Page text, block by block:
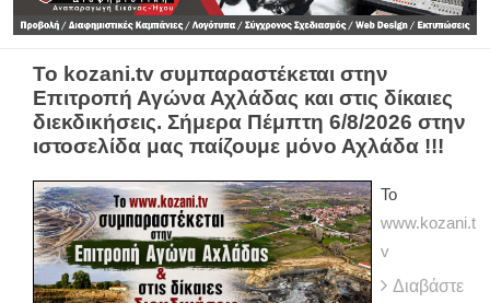
Το kozani.tv συμπαραστέκεται στην
Επιτροπή Αγώνα Αχλάδας και στις δίκαιες
διεκδικήσεις. Σήμερα Πέμπτη 6/8/2026 στην
ιστοσελίδα μας παίζουμε μόνο Αχλάδα !!!
Το
www.kozani.t
v
Διαβάστε